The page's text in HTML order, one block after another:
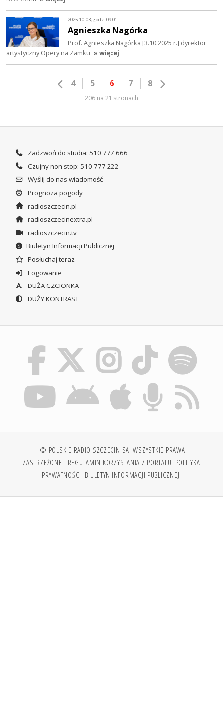
2025-10-03, godz. 09:01
Agnieszka Nagórka
Prof. Agnieszka Nagórka [3.10.2025 r.] dyrektor
artystyczny Opery na Zamku » więcej
4 5 6 7 8
206 na 21 stronach
Zadzwoń do studia: 510 777 666
Czujny non stop: 510 777 222
Wyślij do nas wiadomość
Prognoza pogody
radioszczecin.pl
radioszczecinextra.pl
radioszczecin.tv
Biuletyn Informacji Publicznej
Posłuchaj teraz
Logowanie
DUŻA CZCIONKA
DUŻY KONTRAST
© POLSKIE RADIO SZCZECIN SA. WSZYSTKIE PRAWA
ZASTRZEŻONE. REGULAMIN KORZYSTANIA Z PORTALU POLITYKA
PRYWATNOŚCI BIULETYN INFORMACJI PUBLICZNEJ